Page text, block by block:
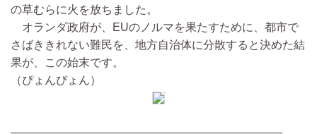
の草むらに火を放ちました。
オランダ政府が、EUのノルマを果たすために、都市で
さばききれない難民を、地方自治体に分散すると決めた結
果が、この始末です。
（ぴょんぴょん）